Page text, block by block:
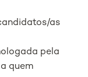
as
pela
quem